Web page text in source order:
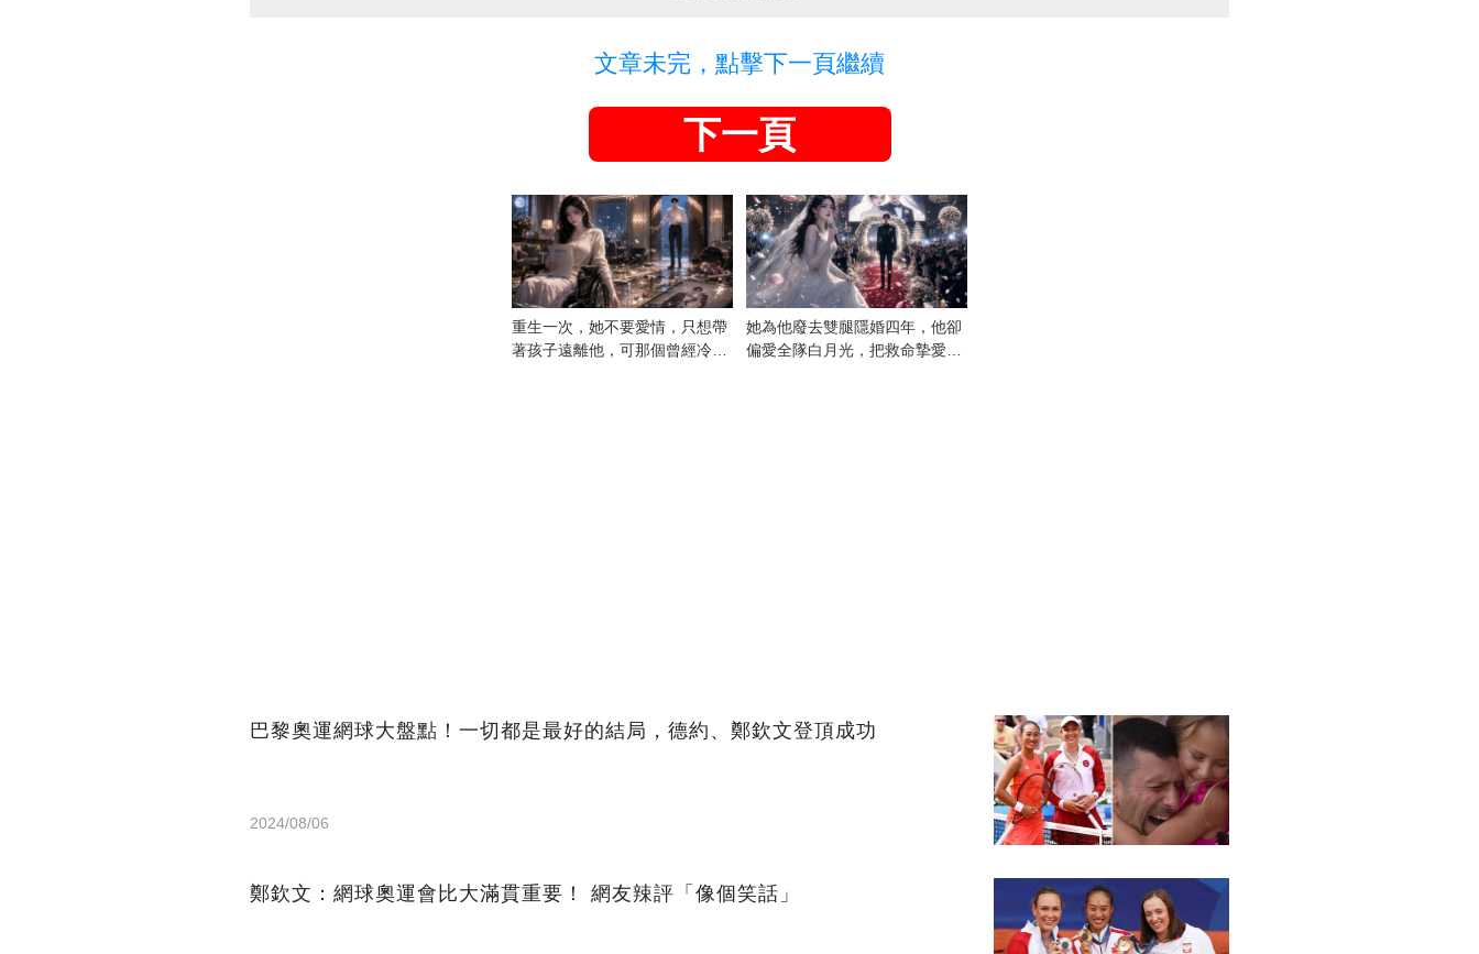
文章未完，點擊下一頁繼續
下一頁
重生一次，她不要愛情，只想帶
著孩子遠離他，可那個曾經冷漠
她為他廢去雙腿隱婚四年，他卻
偏愛全隊白月光，把救命摯愛當
巴黎奧運網球大盤點！一切都是最好的結局，德約、鄭欽文登頂成功
2024/08/06
鄭欽文：網球奧運會比大滿貫重要！ 網友辣評「像個笑話」